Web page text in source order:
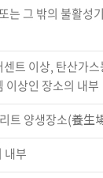
그 밖의 불활성
트 이상, 탄산가
이상인 장소의 내부
트 양생장소(養生
내부